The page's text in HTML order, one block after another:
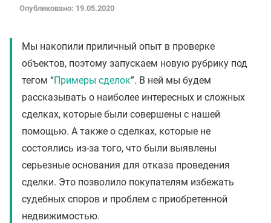
Опубликовано: 19.05.2020
Мы накопили приличный опыт в проверке
объектов, поэтому запускаем новую рубрику под
тегом “Примеры сделок”. В ней мы будем
рассказывать о наиболее интересных и сложных
сделках, которые были совершены с нашей
помощью. А также о сделках, которые не
состоялись из-за того, что были выявлены
серьезные основания для отказа проведения
сделки. Это позволило покупателям избежать
судебных споров и проблем с приобретенной
недвижимостью.